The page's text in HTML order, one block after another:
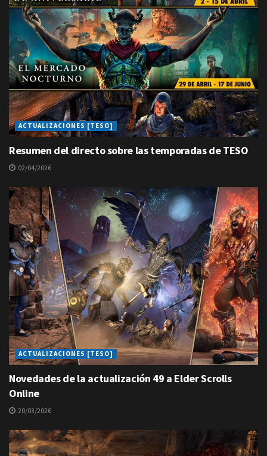
ACTUALIZACIONES [TESO]
Resumen del directo sobre las temporadas de TESO
02/04/2026
ACTUALIZACIONES [TESO]
Novedades de la actualización 49 a Elder Scrolls
Online
20/03/2026